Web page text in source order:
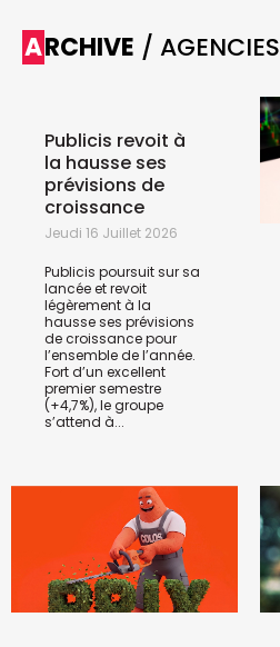
ARCHIVE / AGENCIES
Publicis revoit à
la hausse ses
prévisions de
croissance
Jeudi 16 Juillet 2026
Publicis poursuit sur sa
lancée et revoit
légèrement à la
hausse ses prévisions
de croissance pour
l’ensemble de l’année.
Fort d’un excellent
premier semestre
(+4,7%), le groupe
s’attend à...